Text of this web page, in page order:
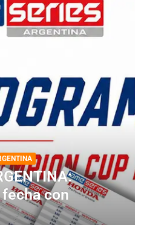
con